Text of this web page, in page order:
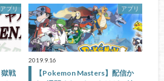
アプリ
獄戦
アプリ
2019.9.16
【Pokemon Masters】配信か